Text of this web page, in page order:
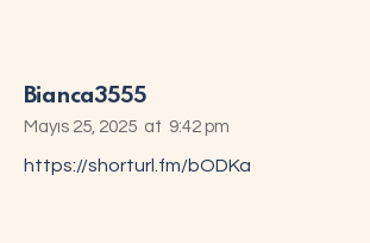
Bianca3555
Mayıs 25, 2025 at 9:42 pm
https://shorturl.fm/bODKa